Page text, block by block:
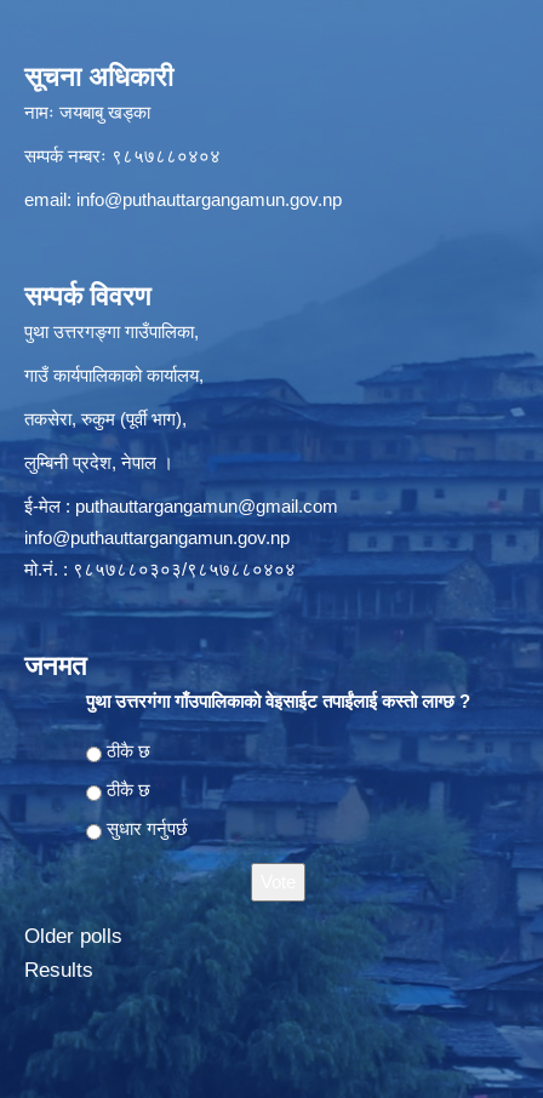
सूचना अधिकारी
नामः जयबाबु खड्का
सम्पर्क नम्बरः ९८५७८८०४०४
email: info@puthauttargangamun.gov.np
सम्पर्क विवरण
पुथा उत्तरगङ्गा गाउँपालिका,
गाउँ कार्यपालिकाको कार्यालय,
तकसेरा, रुकुम (पूर्वी भाग),
लुम्बिनी प्रदेश, नेपाल ।
ई-मेल : puthauttargangamun@gmail.com
info@puthauttargangamun.gov.np
मो.नं. : ९८५७८८०३०३/९८५७८८०४०४
जनमत
पुथा उत्तरगंगा गाँउपालिकाको वेइसाईट तपाईंलाई कस्तो लाग्छ ?
Choices
ठीकै छ
ठीकै छ
सुधार गर्नुपर्छ
Older polls
Results